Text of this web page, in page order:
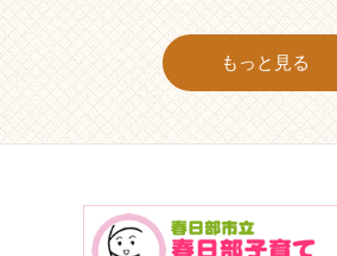
もっと見る